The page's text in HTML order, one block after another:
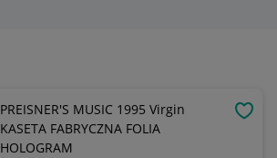
PREISNER'S MUSIC 1995 Virgin
KASETA FABRYCZNA FOLIA
HOLOGRAM